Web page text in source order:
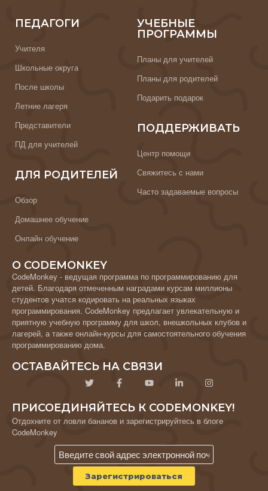
ПЕДАГОГИ
Учителя
Школьные округа
После школы
Летние лагеря
Представители
ПД для учителей
ДЛЯ РОДИТЕЛЕЙ
Обзор
Домашнее обучение
Онлайн обучение
УЧЕБНЫЕ
ПРОГРАММЫ
Планы для учителей
Планы для родителей
Подарить подарок
ПОДДЕРЖИВАТЬ
Центр помощи
Свяжитесь с нами
Часто задаваемые вопросы
О CODEMONKEY
CodeMonkey - ведущая программа по программированию для
детей. Благодаря отмеченным наградами курсам миллионы
студентов учатся кодировать на реальных языках
программирования. CodeMonkey предлагает увлекательную и
приятную учебную программу для школ, внешкольных клубов и
лагерей, а также онлайн-курсы для самостоятельного обучения
программированию дома.
ОСТАВАЙТЕСЬ НА СВЯЗИ
ПРИСОЕДИНЯЙТЕСЬ К CODEMONKEY!
Отдохните от ловли бананов и зарегистрируйтесь в блоге
CodeMonkey